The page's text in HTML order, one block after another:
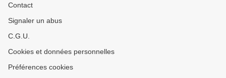
Contact
Signaler un abus
C.G.U.
Cookies et données personnelles
Préférences cookies